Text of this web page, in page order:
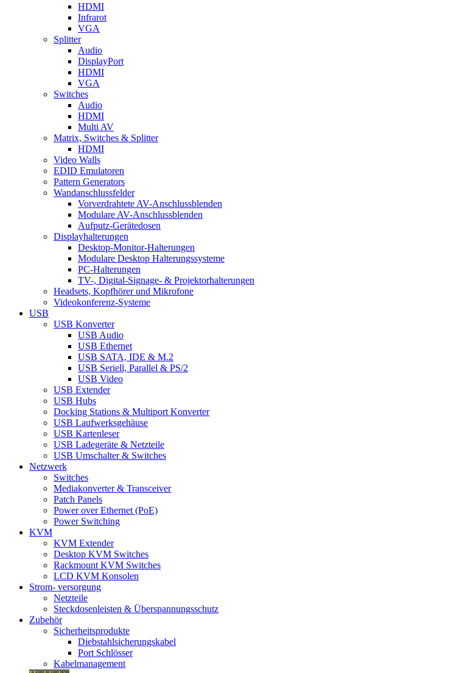
HDMI
Infrarot
VGA
Splitter
Audio
DisplayPort
HDMI
VGA
Switches
Audio
HDMI
Multi AV
Matrix, Switches & Splitter
HDMI
Video Walls
EDID Emulatoren
Pattern Generators
Wandanschlussfelder
Vorverdrahtete AV-Anschlussblenden
Modulare AV-Anschlussblenden
Aufputz-Gerätedosen
Displayhalterungen
Desktop-Monitor-Halterungen
Modulare Desktop Halterungssysteme
PC-Halterungen
TV-, Digital-Signage- & Projektorhalterungen
Headsets, Kopfhörer und Mikrofone
Videokonferenz-Systeme
USB
USB Konverter
USB Audio
USB Ethernet
USB SATA, IDE & M.2
USB Seriell, Parallel & PS/2
USB Video
USB Extender
USB Hubs
Docking Stations & Multiport Konverter
USB Laufwerksgehäuse
USB Kartenleser
USB Ladegeräte & Netzteile
USB Umschalter & Switches
Netzwerk
Switches
Mediakonverter & Transceiver
Patch Panels
Power over Ethernet (PoE)
Power Switching
KVM
KVM Extender
Desktop KVM Switches
Rackmount KVM Switches
LCD KVM Konsolen
Strom- versorgung
Netzteile
Steckdosenleisten & Überspannungsschutz
Zubehör
Sicherheitsprodukte
Diebstahlsicherungskabel
Port Schlösser
Kabelmanagement